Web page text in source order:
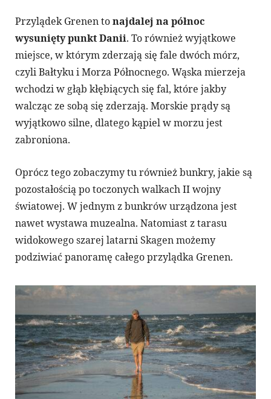
Przylądek Grenen tonajdalej na północ
wysunięty punkt Danii. To również wyjątkowe
miejsce, w którym zderzają się fale dwóch mórz,
czyli Bałtyku i Morza Północnego. Wąska mierzeja
wchodzi w głąb kłębiących się fal, które jakby
walcząc ze sobą się zderzają. Morskie prądy są
wyjątkowo silne, dlatego kąpiel w morzu jest
zabroniona.
Oprócz tego zobaczymy tu również bunkry, jakie są
pozostałością po toczonych walkach II wojny
światowej. W jednym z bunkrów urządzona jest
nawet wystawa muzealna. Natomiast z tarasu
widokowego szarej latarni Skagen możemy
podziwiać panoramę całego przylądka Grenen.